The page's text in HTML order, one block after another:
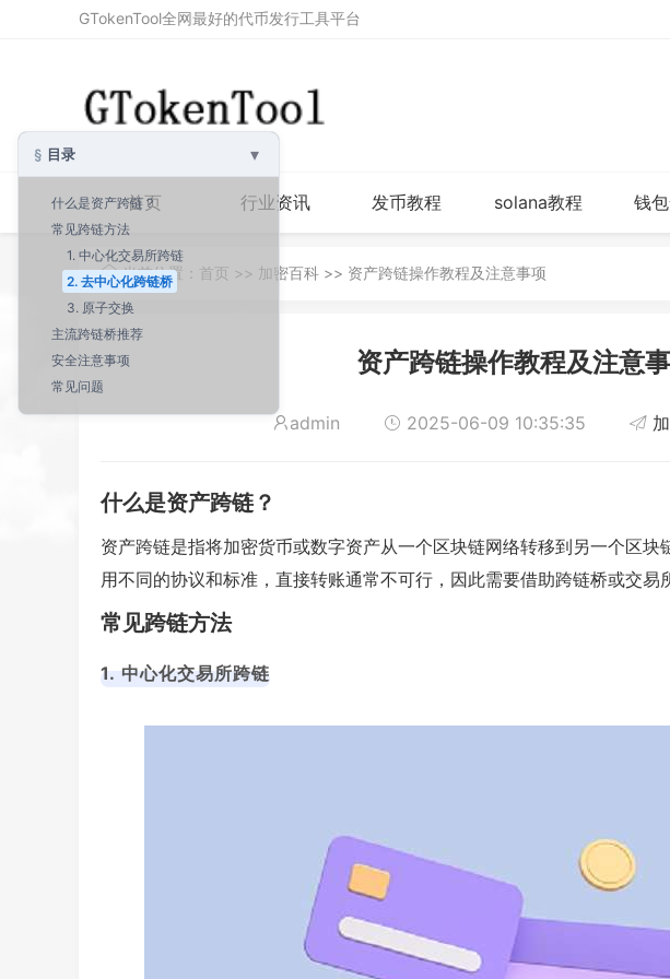
GTokenTool全网最好的代币发行工具平台
首页 行业资讯 发币教程 solana教程 钱
当前位置： 首页 >> 加密百科 >> 资产跨链操作教程及注意事项
资产跨链操作教程及注意
admin 2025-06-09 10:35:35
什么是资产跨链？
资产跨链是指将加密货币或数字资产从一个区块链网络转移到另一个区
用不同的协议和标准，直接转账通常不可行，因此需要借助跨链桥或交易
常见跨链方法
1. 中心化交易所跨链
目录 ▾
什么是资产跨链？
常见跨链方法
1. 中心化交易所跨链
2. 去中心化跨链桥
3. 原子交换
主流跨链桥推荐
安全注意事项
常见问题